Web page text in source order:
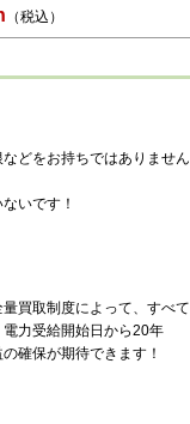
（税込）
どをお持ちではありません
いです！
買取制度によって、すべて
力受給開始日から20年
確保が期待できます！